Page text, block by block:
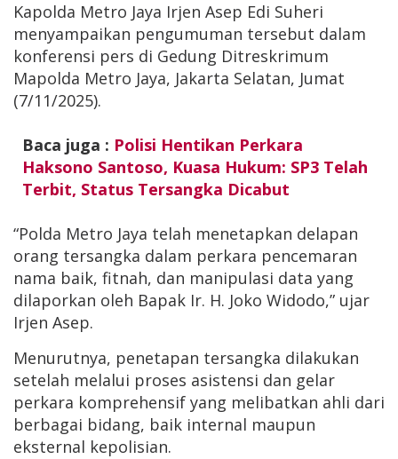
Kapolda Metro Jaya Irjen Asep Edi Suheri
menyampaikan pengumuman tersebut dalam
konferensi pers di Gedung Ditreskrimum
Mapolda Metro Jaya, Jakarta Selatan, Jumat
(7/11/2025).
Baca juga : Polisi Hentikan Perkara
Haksono Santoso, Kuasa Hukum: SP3 Telah
Terbit, Status Tersangka Dicabut
“Polda Metro Jaya telah menetapkan delapan
orang tersangka dalam perkara pencemaran
nama baik, fitnah, dan manipulasi data yang
dilaporkan oleh Bapak Ir. H. Joko Widodo,” ujar
Irjen Asep.
Menurutnya, penetapan tersangka dilakukan
setelah melalui proses asistensi dan gelar
perkara komprehensif yang melibatkan ahli dari
berbagai bidang, baik internal maupun
eksternal kepolisian.